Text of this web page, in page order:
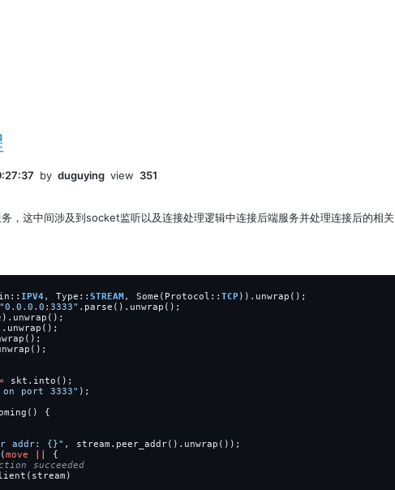
by duguying view 351
，这中间涉及到socket监听以及连接处理逻辑中连接后端服务并处理连接后的相关
IPV4, Type:: STREAM, Some(Protocol:: TCP)).unwrap();
"0.0.0.0:3333" .parse().unwrap();
).unwrap();
skt.into();
port 3333" );
{
addr: {}" ,
stream.peer_addr().unwrap());
move
{
// connection succeeded